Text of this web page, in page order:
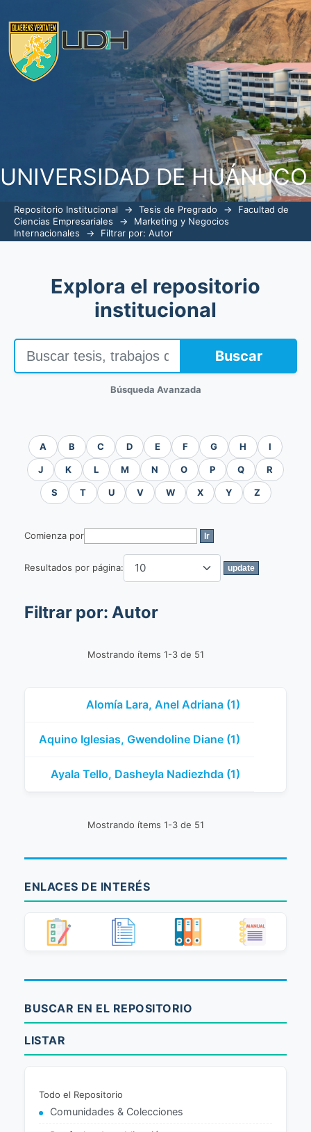
UNIVERSIDAD DE HUÁNUCO
Repositorio Institucional → Tesis de Pregrado →
Facultad de
Ciencias Empresariales
→
Marketing y Negocios
Internacionales
→ Filtrar por: Autor
Explora el repositorio
institucional
Buscar
Búsqueda Avanzada
A B C D E F G H I
J K L M N O P Q R
S T U V W X Y Z
Comienza por
Resultados por página:
Filtrar por: Autor
Mostrando ítems 1-3 de 51
Alomía Lara, Anel Adriana (1)
Aquino Iglesias, Gwendoline Diane (1)
Ayala Tello, Dasheyla Nadiezhda (1)
Mostrando ítems 1-3 de 51
ENLACES DE INTERÉS
BUSCAR EN EL REPOSITORIO
LISTAR
Todo el Repositorio
Comunidades & Colecciones